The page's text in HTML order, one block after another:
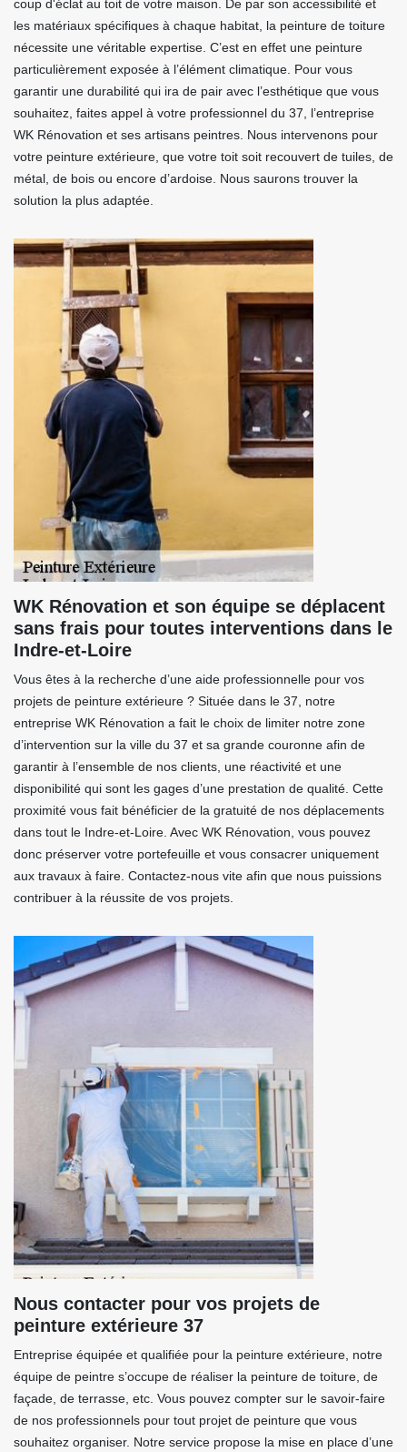
coup d'éclat au toit de votre maison. De par son accessibilité et
les matériaux spécifiques à chaque habitat, la peinture de toiture
nécessite une véritable expertise. C’est en effet une peinture
particulièrement exposée à l’élément climatique. Pour vous
garantir une durabilité qui ira de pair avec l’esthétique que vous
souhaitez, faites appel à votre professionnel du 37, l’entreprise
WK Rénovation et ses artisans peintres. Nous intervenons pour
votre peinture extérieure, que votre toit soit recouvert de tuiles, de
métal, de bois ou encore d’ardoise. Nous saurons trouver la
solution la plus adaptée.
WK Rénovation et son équipe se déplacent
sans frais pour toutes interventions dans le
Indre-et-Loire
Vous êtes à la recherche d’une aide professionnelle pour vos
projets de peinture extérieure ? Située dans le 37, notre
entreprise WK Rénovation a fait le choix de limiter notre zone
d’intervention sur la ville du 37 et sa grande couronne afin de
garantir à l’ensemble de nos clients, une réactivité et une
disponibilité qui sont les gages d’une prestation de qualité. Cette
proximité vous fait bénéficier de la gratuité de nos déplacements
dans tout le Indre-et-Loire. Avec WK Rénovation, vous pouvez
donc préserver votre portefeuille et vous consacrer uniquement
aux travaux à faire. Contactez-nous vite afin que nous puissions
contribuer à la réussite de vos projets.
Nous contacter pour vos projets de
peinture extérieure 37
Entreprise équipée et qualifiée pour la peinture extérieure, notre
équipe de peintre s’occupe de réaliser la peinture de toiture, de
façade, de terrasse, etc. Vous pouvez compter sur le savoir-faire
de nos professionnels pour tout projet de peinture que vous
souhaitez organiser. Notre service propose la mise en place d’une